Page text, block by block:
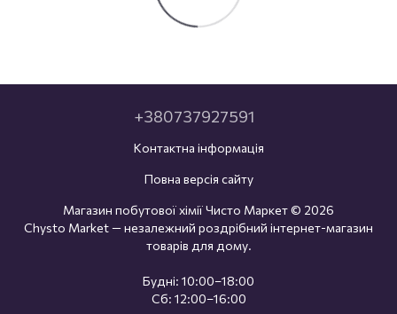
+380737927591
Контактна інформація
Повна версія сайту
Магазин побутової хімії Чисто Маркет © 2026
Chysto Market — незалежний роздрібний інтернет-магазин
товарів для дому.
Будні: 10:00–18:00
Сб: 12:00–16:00